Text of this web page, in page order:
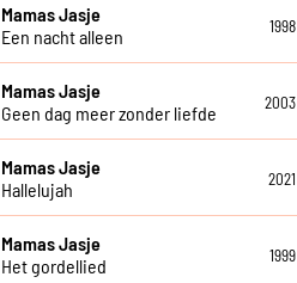
Mamas Jasje
Een nacht alleen
1998
Mamas Jasje
Geen dag meer zonder liefde
2003
Mamas Jasje
Hallelujah
2021
Mamas Jasje
Het gordellied
1999